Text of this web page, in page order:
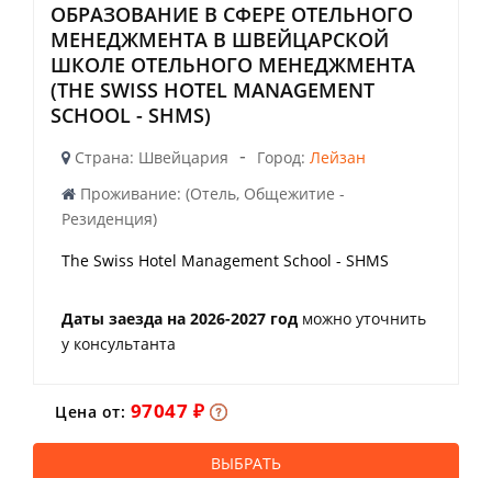
ОБРАЗОВАНИЕ В СФЕРЕ ОТЕЛЬНОГО
МЕНЕДЖМЕНТА В ШВЕЙЦАРСКОЙ
ШКОЛЕ ОТЕЛЬНОГО МЕНЕДЖМЕНТА
(THE SWISS HOTEL MANAGEMENT
SCHOOL - SHMS)
Страна: Швейцария - Город: Лейзан
Проживание: (Отель, Общежитие -
Резиденция)
The Swiss Hotel Management School - SHMS
Даты заезда на 2026-2027 год можно уточнить
у консультанта
Цена от: 97047 ₽
ВЫБРАТЬ